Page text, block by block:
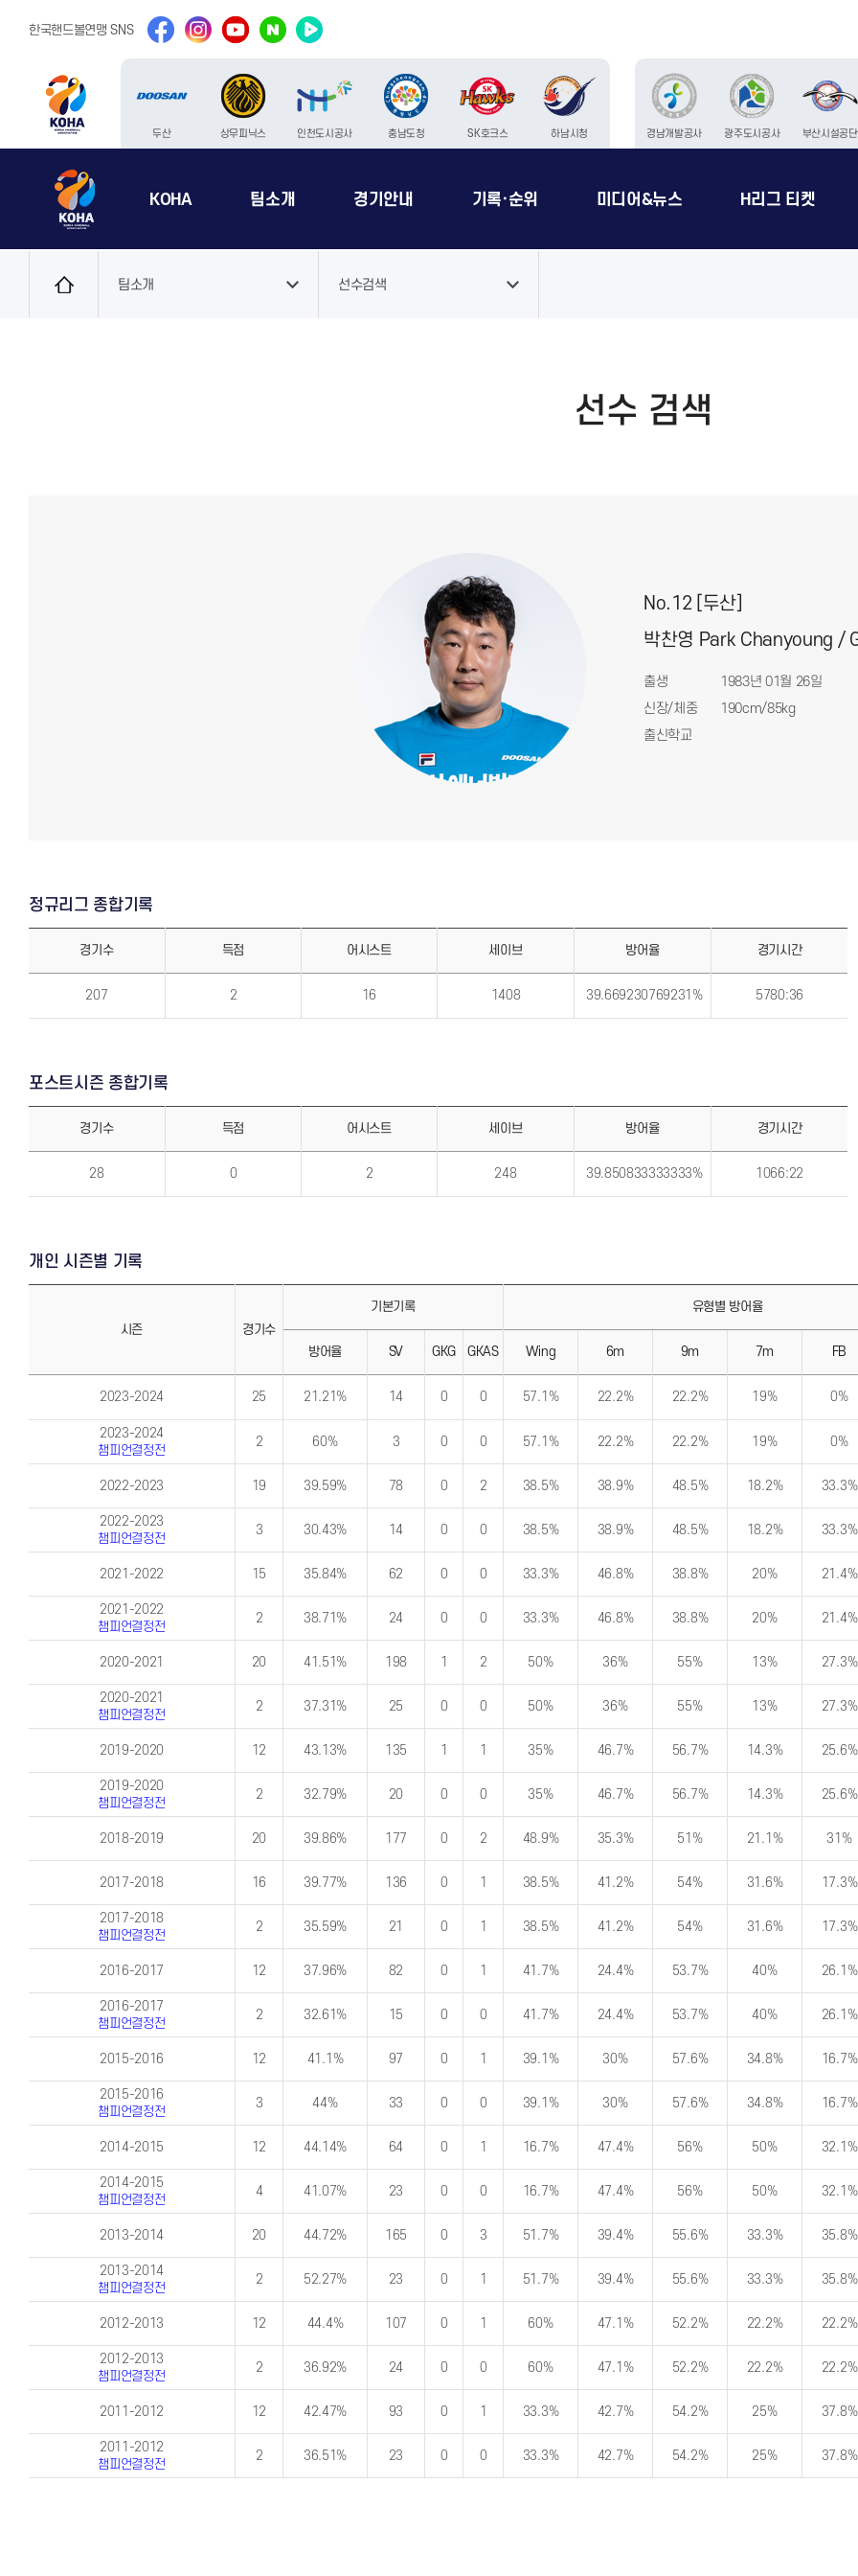
한국핸드볼연맹 SNS
facebookinstargram
youtubenaver naver
tv
두산 상무피닉스 인천도시공사 충남도청 SK호크스 하남시청 경남개발공사 광주도시공사 부산시설공단
KOHA 팀소개 경기안내 기록·순위 미디어&뉴스 H리그 티켓
팀소개 선수검색
선수 검색
No.12 [두산]
박찬영 Park Chanyoung /
출생
1983년 01월 26일
신장/체중
190cm/85kg
출신학교
정규리그 종합기록
그
경기수 득점 어시스트 세이브 방어율 경기시간
207 2 16 1408 39.669230769231% 5780:36
포스트시즌 종합기록
시
록
경기수 득점 어시스트 세이브 방어율 경기시간
28 0 2 248 39.850833333333% 1066:22
개인 시즌별 기록
즌
(시
시즌
2023-2024
2023-2024
챔피언결정전
2022-2023
2022-2023
챔피언결정전
2021-2022
2021-2022
챔피언결정전
2020-2021
2020-2021
챔피언결정전
2019-2020
2019-2020
챔피언결정전
2018-2019
2017-2018
2017-2018
챔피언결정전
2016-2017
2016-2017
챔피언결정전
2015-2016
2015-2016
챔피언결정전
2014-2015
2014-2015
챔피언결정전
2013-2014
2013-2014
챔피언결정전
2012-2013
2012-2013
챔피언결정전
2011-2012
2011-2012
챔피언결정전
즌
(기
경기수
기본기록 유형별 방어율
방어율 SV GKG GKAS Wing 6m 9m 7m FB
25 21.21% 14 0 0 57.1% 22.2% 22.2% 19% 0%
2 60% 3 0 0 57.1% 22.2% 22.2% 19% 0%
19 39.59% 78 0 2 38.5% 38.9% 48.5% 18.2% 33.3%
3 30.43% 14 0 0 38.5% 38.9% 48.5% 18.2% 33.3%
15 35.84% 62 0 0 33.3% 46.8% 38.8% 20% 21.4%
2 38.71% 24 0 0 33.3% 46.8% 38.8% 20% 21.4%
20 41.51% 198 1 2 50% 36% 55% 13% 27.3%
2 37.31% 25 0 0 50% 36% 55% 13% 27.3%
12 43.13% 135 1 1 35% 46.7% 56.7% 14.3% 25.6%
2 32.79% 20 0 0 35% 46.7% 56.7% 14.3% 25.6%
20 39.86% 177 0 2 48.9% 35.3% 51% 21.1% 31%
16 39.77% 136 0 1 38.5% 41.2% 54% 31.6% 17.3%
2 35.59% 21 0 1 38.5% 41.2% 54% 31.6% 17.3%
12 37.96% 82 0 1 41.7% 24.4% 53.7% 40% 26.1%
2 32.61% 15 0 0 41.7% 24.4% 53.7% 40% 26.1%
12 41.1% 97 0 1 39.1% 30% 57.6% 34.8% 16.7%
3 44% 33 0 0 39.1% 30% 57.6% 34.8% 16.7%
12 44.14% 64 0 1 16.7% 47.4% 56% 50% 32.1%
4 41.07% 23 0 0 16.7% 47.4% 56% 50% 32.1%
20 44.72% 165 0 3 51.7% 39.4% 55.6% 33.3% 35.8%
2 52.27% 23 0 1 51.7% 39.4% 55.6% 33.3% 35.8%
12 44.4% 107 0 1 60% 47.1% 52.2% 22.2% 22.2%
2 36.92% 24 0 0 60% 47.1% 52.2% 22.2% 22.2%
12 42.47% 93 0 1 33.3% 42.7% 54.2% 25% 37.8%
2 36.51% 23 0 0 33.3% 42.7% 54.2% 25% 37.8%